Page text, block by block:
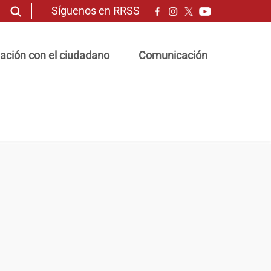
Síguenos en RRSS
con el ciudadano Comunicación